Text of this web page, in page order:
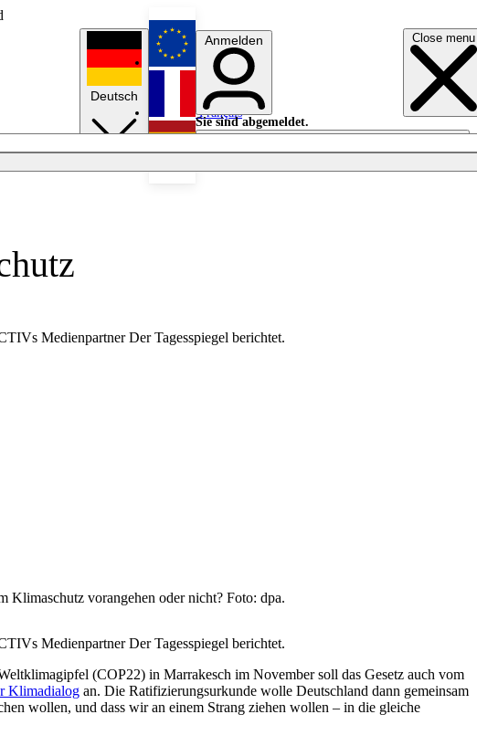
Close menu
Deutsch
English
Français
Anmelden
Sie sind abgemeldet.
Anmelden
Licht aus
Medienpartner Der Tagesspiegel berichtet.
vorangehen oder nicht? Foto: dpa.
Medienpartner Der Tagesspiegel berichtet.
(COP22) in Marrakesch im November soll das Gesetz auch vom
Klimadialog an. Die Ratifizierungsurkunde wolle Deutschland dann gemeinsam
wollen, und dass wir an einem Strang ziehen wollen – in die gleiche